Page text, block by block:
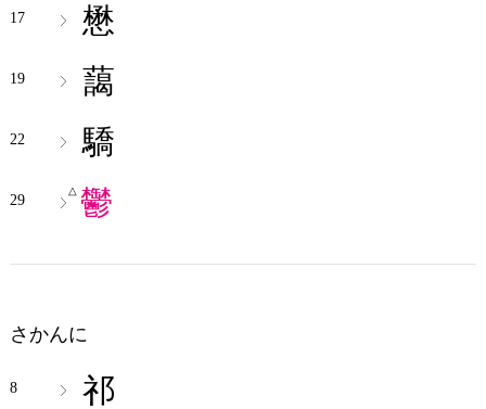
17 懋
19 藹
22 驕
29
△ 鬱
さかんに
8 祁